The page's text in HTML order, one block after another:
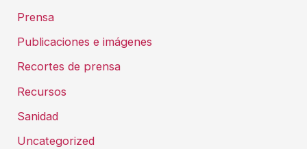
Prensa
Publicaciones e imágenes
Recortes de prensa
Recursos
Sanidad
Uncategorized